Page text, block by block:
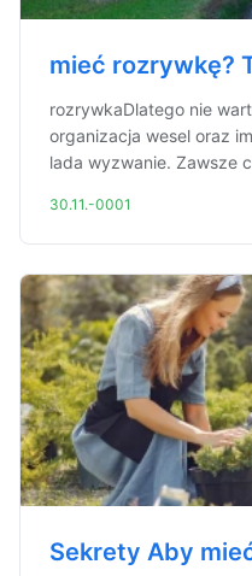
mieć rozrywkę?
rozrywkaDlatego nie
organizacja wesel oraz
lada wyzwanie. Zawsze
30.11.-0001
Sekrety Aby